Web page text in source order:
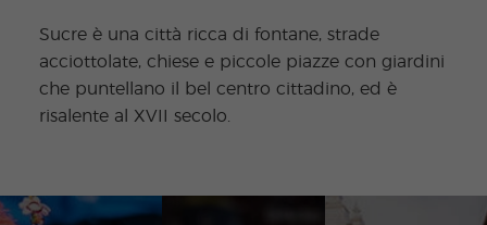
Sucre è una città ricca di fontane, strade
acciottolate, chiese e piccole piazze con giardini
che puntellano il bel centro cittadino, ed è
risalente al XVII secolo.